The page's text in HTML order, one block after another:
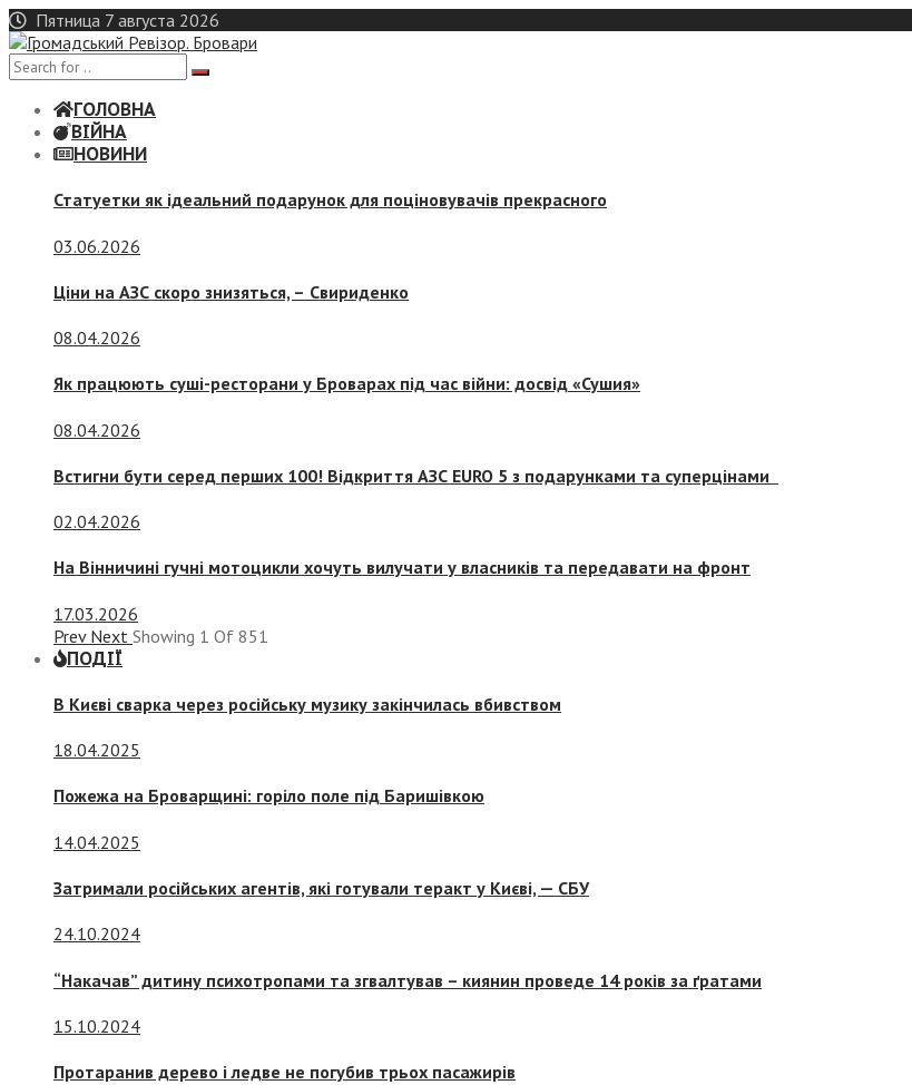
Skip
to
content
Пятница 7 августа 2026
ГОЛОВНА
ВІЙНА
НОВИНИ
Статуетки як ідеальний подарунок для поціновувачів прекрасного
03.06.2026
Ціни на АЗС скоро знизяться, – Свириденко
08.04.2026
Як працюють суші-ресторани у Броварах під час війни: досвід «Сушия»
08.04.2026
Встигни бути серед перших 100! Відкриття АЗС EURO 5 з подарунками та суперцінами
02.04.2026
На Вінничині гучні мотоцикли хочуть вилучати у власників та передавати на фронт
17.03.2026
Prev Next Showing 1 Of 851
ПОДІЇ
В Києві сварка через російську музику закінчилась вбивством
18.04.2025
Пожежа на Броварщині: горіло поле під Баришівкою
14.04.2025
Затримали російських агентів, які готували теракт у Києві, — СБУ
24.10.2024
“Накачав” дитину психотропами та згвалтував – киянин проведе 14 років за ґратами
15.10.2024
Протаранив дерево і ледве не погубив трьох пасажирів